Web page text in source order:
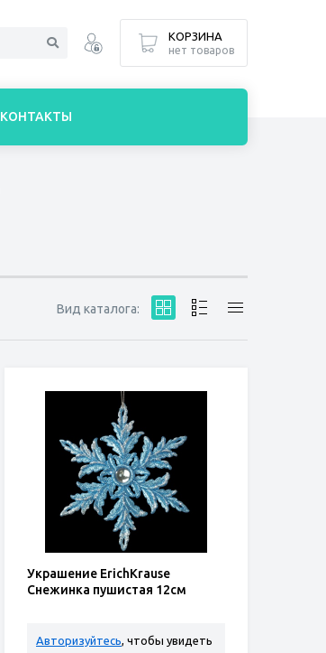
Вид каталога:
Украшение ErichKrause
Снежинка пушистая 12см
Авторизуйтесь, чтобы увидеть
КОРЗИНА
нет товаров
КОНТАКТЫ